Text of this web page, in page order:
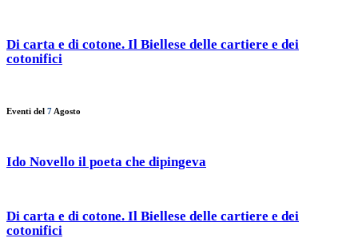
Di carta e di cotone. Il Biellese delle cartiere e dei
cotonifici
Eventi del 7 Agosto
Ido Novello il poeta che dipingeva
Di carta e di cotone. Il Biellese delle cartiere e dei
cotonifici